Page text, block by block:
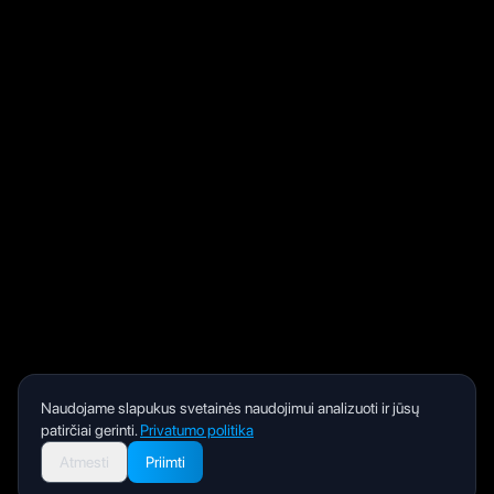
Naudojame slapukus svetainės naudojimui analizuoti ir jūsų
patirčiai gerinti. Privatumo politika
Atmesti
Priimti